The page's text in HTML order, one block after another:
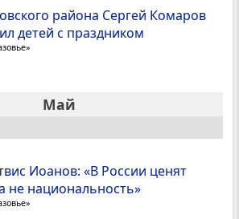
района Сергей Комаров
детей с праздником
Май
Иоанов: «В России ценят
не национальность»